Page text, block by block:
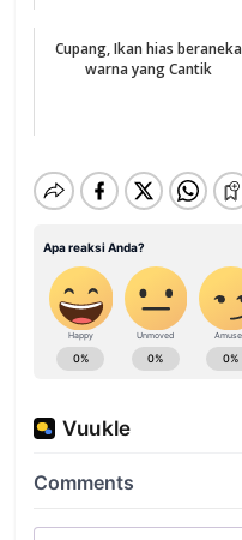
Cupang, Ikan hias beraneka
warna yang Cantik